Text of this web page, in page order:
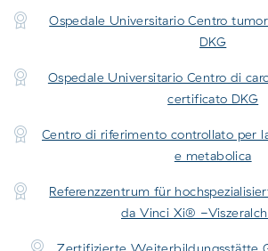
Ospedale Universitario Centro
DKG
Ospedale Universitario Centro di
certificato DKG
Centro di riferimento controllato per
e metabolica
Referenzzentrum für
da Vinci Xi® -